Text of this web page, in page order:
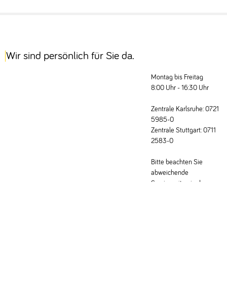
Wir sind persönlich für Sie da.
Montag bis Freitag
8:00 Uhr - 16:30 Uhr
Zentrale Karlsruhe: 0721
5985-0
Zentrale Stuttgart: 0711
2583-0
Bitte beachten Sie
abweichende
Servicezeiten in den